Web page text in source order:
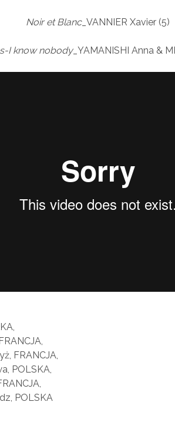
Noir et Blanc_VANNIER Xavier (5)
I know nobody_YAMANISHI Anna &
FRANCJA,
POLSKA,
POLSKA